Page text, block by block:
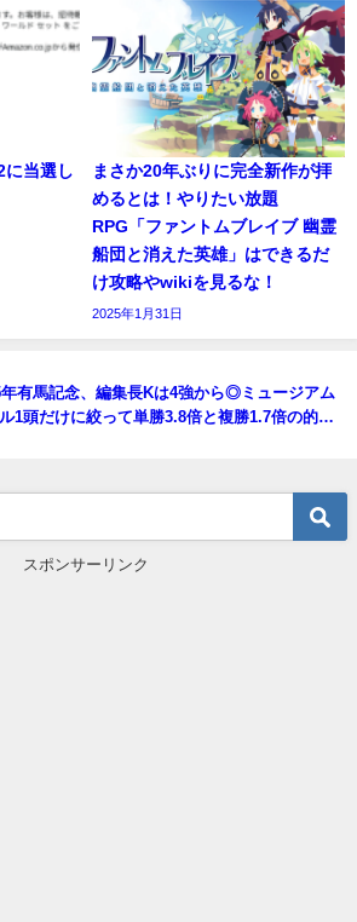
に当選し
まさか20年ぶりに完全新作が拝
めるとは！やりたい放題
RPG「ファントムブレイブ 幽霊
船団と消えた英雄」はできるだ
け攻略やwikiを見るな！
2025年1月31日
有馬記念、編集長Kは4強から◎ミュージアム
1頭だけに絞って単勝3.8倍と複勝1.7倍の的中
スポンサーリンク